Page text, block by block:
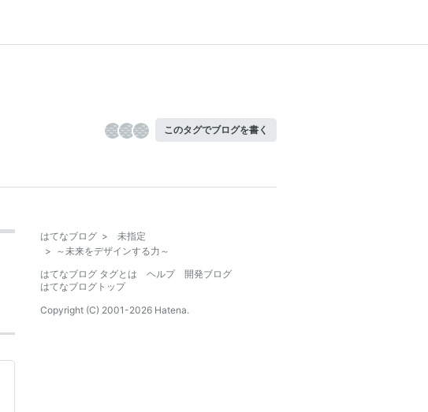
このタグでブログを書く
はてなブログ >
未指定
> ～未来をデザインする力～
はてなブログ タグとは
ヘルプ
開発ブログ
はてなブログトップ
Copyright (C) 2001-2026 Hatena.